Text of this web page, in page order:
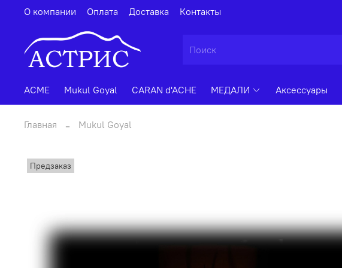
О компании Оплата Доставка Контакты
ACME Mukul Goyal CARAN d'ACHE МЕДАЛИ Аксессуары
Главная Mukul Goyal
Предзаказ